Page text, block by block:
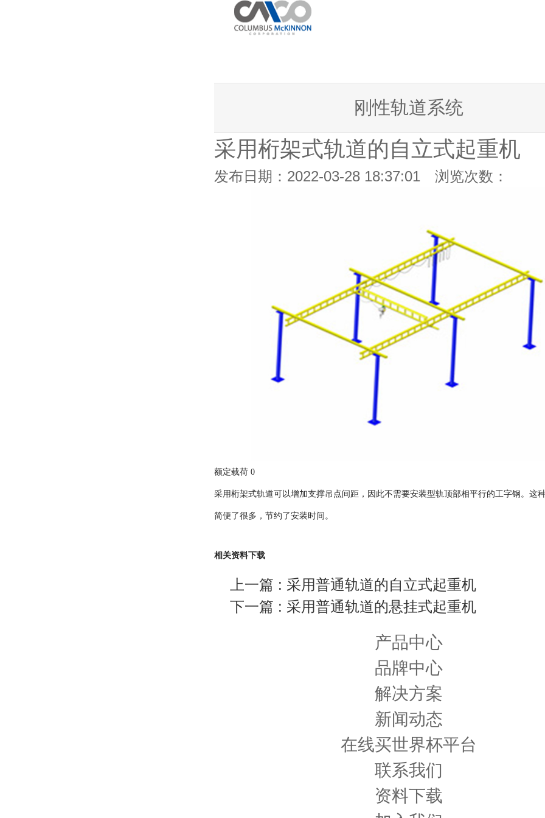
刚性轨道系统
采用桁架式轨道的自立式起重机
发布日期：2022-03-28 18:37:01 浏览次数：
额定载荷 0
采用桁架式轨道可以增加支撑吊点间距，因此不需要安装型轨顶部相平行的工字钢。这
简便了很多，节约了安装时间。
相关资料下载
上一篇 : 采用普通轨道的自立式起重机
下一篇 : 采用普通轨道的悬挂式起重机
产品中心
品牌中心
解决方案
新闻动态
在线买世界杯平台
联系我们
资料下载